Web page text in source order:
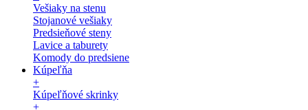
Vešiaky na stenu
Stojanové vešiaky
Predsieňové steny
Lavice a taburety
Komody do predsiene
Kúpeľňa
+
Kúpeľňové skrinky
+